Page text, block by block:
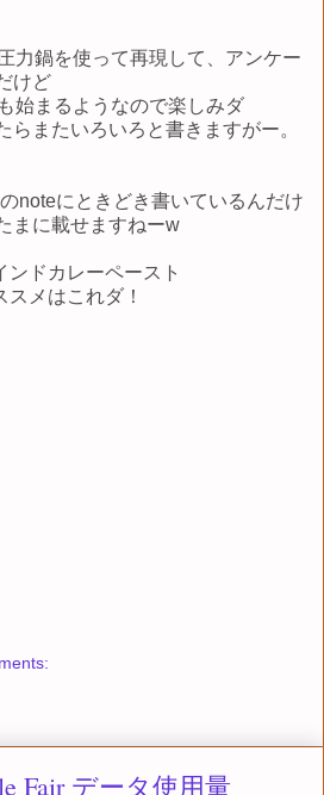
力鍋を使って再現して、アンケー
けど
始まるようなので楽しみダ
らまたいろいろと書きますがー。
noteにときどき書いているんだけ
まに載せますねーw
ンドカレーペースト
スメはこれダ！
Fair データ使用量